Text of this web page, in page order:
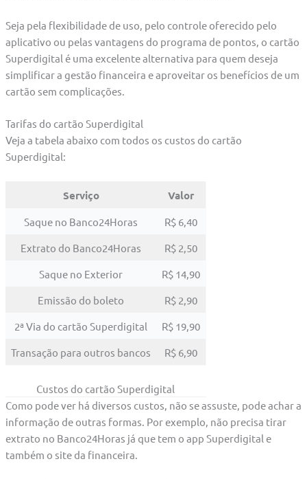
Seja pela flexibilidade de uso, pelo controle oferecido pelo
aplicativo ou pelas vantagens do programa de pontos, o cartão
Superdigital é uma excelente alternativa para quem deseja
simplificar a gestão financeira e aproveitar os benefícios de um
cartão sem complicações.
Tarifas do cartão Superdigital
Veja a tabela abaixo com todos os custos do cartão
Superdigital:
Serviço Valor
Saque no Banco24Horas
R$ 6,40
Extrato do Banco24Horas
R$ 2,50
Saque no Exterior
R$ 14,90
Emissão do boleto
R$ 2,90
2ª Via do cartão Superdigital
R$ 19,90
Transação para outros bancos
R$ 6,90
Custos do cartão Superdigital
Como pode ver há diversos custos, não se assuste, pode achar a
informação de outras formas. Por exemplo, não precisa tirar
extrato no Banco24Horas já que tem o app Superdigital e
também o site da financeira.